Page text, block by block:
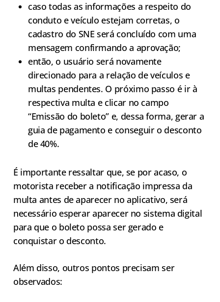
caso todas as informações a respeito do
conduto e veículo estejam corretas, o
cadastro do SNE será concluído com uma
mensagem confirmando a aprovação;
então, o usuário será novamente
direcionado para a relação de veículos e
multas pendentes. O próximo passo é ir à
respectiva multa e clicar no campo
“Emissão do boleto” e, dessa forma, gerar a
guia de pagamento e conseguir o desconto
de 40%.
É importante ressaltar que, se por acaso, o
motorista receber a notificação impressa da
multa antes de aparecer no aplicativo, será
necessário esperar aparecer no sistema digital
para que o boleto possa ser gerado e
conquistar o desconto.
Além disso, outros pontos precisam ser
observados: